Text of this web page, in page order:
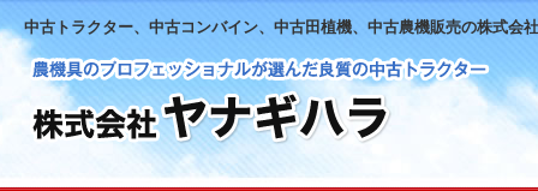
中古トラクター、中古コンバイン、中古田植機、中古農機販売の株式会